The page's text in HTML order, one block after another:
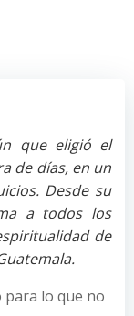
que eligió el
de días, en un
Desde su
a todos los
de